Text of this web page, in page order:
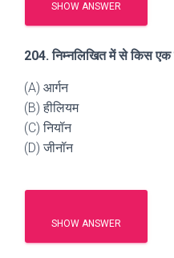
SHOW ANSWER
204. निम्नलिखित में से किस
(A) आर्गन
(B) हीलियम
(C) नियॉन
(D) जीनॉन
SHOW ANSWER